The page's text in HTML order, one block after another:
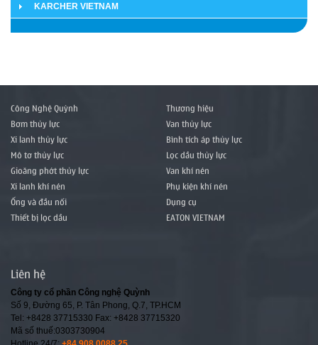
KARCHER VIETNAM
Công Nghệ Quỳnh
Thương hiệu
Bơm thủy lực
Van thủy lực
Xi lanh thủy lực
Bình tích áp thủy lực
Mô tơ thủy lực
Lọc dầu thủy lực
Gioăng phớt thủy lực
Van khí nén
Xi lanh khí nén
Phụ kiện khí nén
Ống và đầu nối
Dụng cụ
Thiết bị lọc dầu
EATON VIETNAM
Liên hệ
Công ty cổ phần Công nghệ Quỳnh
Số 9, Đường 65, P. Tân Phong, Q.7, TP.HCM
Tel: +8428 37715330 Fax: +8428 37715320
Mã số thuế:0303730904